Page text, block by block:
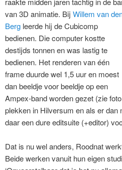
van 3D animatie. Bij Willem van
Bergleerde hij de Cubicomp
bedienen. Die computer kostte
destijds tonnen en was lastig te
bedienen. Het renderen van één
frame duurde wel 1,5 uur en moest
dan beeldje voor beeldje op een
Ampex-band worden gezet (zie
plekken in Hilversum en als er
daar een dure editsuite (+editor)
Dat is nu wel anders, Roodnat
Beide werken vanuit hun eigen